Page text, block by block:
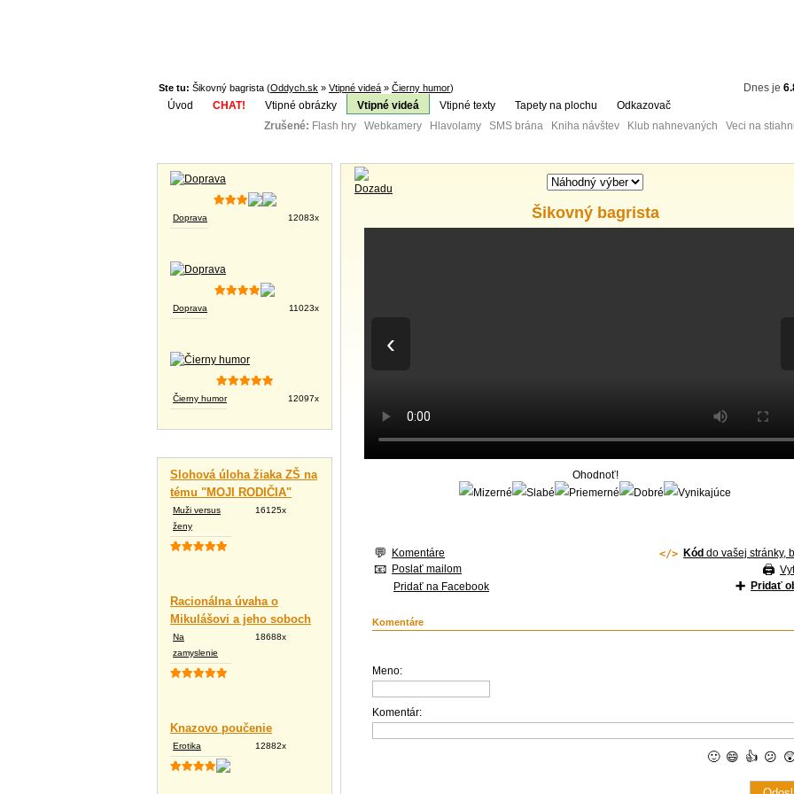
Ste tu: Šikovný bagrista (Oddych.sk » Vtipné videá » Čierny humor) Dnes je
Úvod
CHAT! Vtipné obrázky Vtipné videá Vtipné texty Tapety na plochu
Odkazovač
Zrušené: Flash hry Webkamery Hlavolamy SMS brána Kniha návštev Klub nahnevaných Veci na
Doprava 12083x
Doprava 11023x
Čierny humor 12097x
Slohová úloha žiaka ZŠ na
tému "MOJI RODIČIA"
Muži versus
ženy
16125x
Racionálna úvaha o
Mikulášovi a jeho soboch
Na
zamyslenie
18688x
Knazovo poučenie
Erotika 12882x
Šikovný bagrista
‹
Ohodnoť!
Komentáre
Poslať mailom
Pridať na Facebook
Kód do vašej stránky,
Pridať
Komentáre
Meno:
Komentár:
🙂 😄 👍 😕